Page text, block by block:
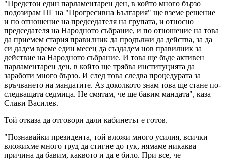
"Предстои един парламентарен ден, в който много бързо
подозирам ПГ на "Прогресивна България" ще вземе решение
и по отношение на председателя на групата, и относно
председателя на Народното събрание, и по отношение на това
да приемем стария правилник да продължи да действа, за да
си дадем време един месец да създадем нов правилник за
действие на Народното събрание. И това ще бъде активен
парламентарен ден, в който ще трябва институцията да
заработи много бързо. И след това следва процедурата за
връчването на мандатите. Аз доколкото знам това ще стане по-
следващата седмица. Не смятам, че ще бавим мандата", каза
Слави Василев.
Той отказа да отговори дали кабинетът е готов.
"Познавайки президента, той вложи много усилия, всички
вложихме много труд да стигне до тук, нямаме никаква
причина да бавим, каквото и да е било. При все, че